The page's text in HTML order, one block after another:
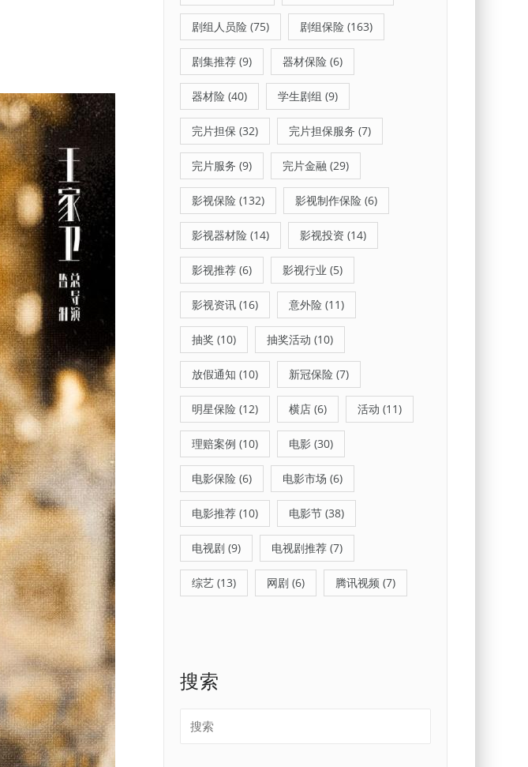
剧组人员险 (75) 剧组保险 (163)
剧集推荐 (9) 器材保险 (6)
器材险 (40) 学生剧组 (9)
完片担保 (32) 完片担保服务 (7)
完片服务 (9) 完片金融 (29)
影视保险 (132) 影视制作保险 (6)
影视器材险 (14) 影视投资 (14)
影视推荐 (6) 影视行业 (5)
影视资讯 (16) 意外险 (11)
抽奖 (10) 抽奖活动 (10)
放假通知 (10) 新冠保险 (7)
明星保险 (12) 横店 (6) 活动 (11)
理赔案例 (10) 电影 (30)
电影保险 (6) 电影市场 (6)
电影推荐 (10) 电影节 (38)
电视剧 (9) 电视剧推荐 (7)
综艺 (13) 网剧 (6) 腾讯视频 (7)
搜索